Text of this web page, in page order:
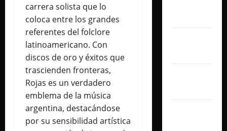
carrera solista que lo
coloca entre los grandes
referentes del folclore
latinoamericano. Con
discos de oro y éxitos que
trascienden fronteras,
Rojas es un verdadero
emblema de la música
argentina, destacándose
por su sensibilidad artística